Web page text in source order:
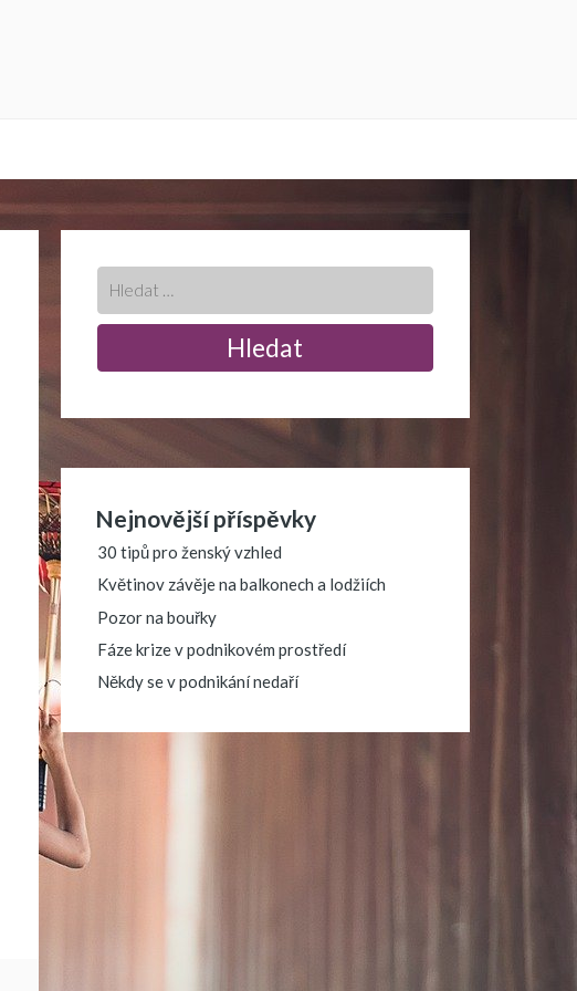
Nejnovější příspěvky
30 tipů pro ženský vzhled
Květinov závěje na balkonech a lodžiích
Pozor na bouřky
Fáze krize v podnikovém prostředí
Někdy se v podnikání nedaří